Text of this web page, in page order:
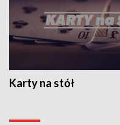
Karty na stół